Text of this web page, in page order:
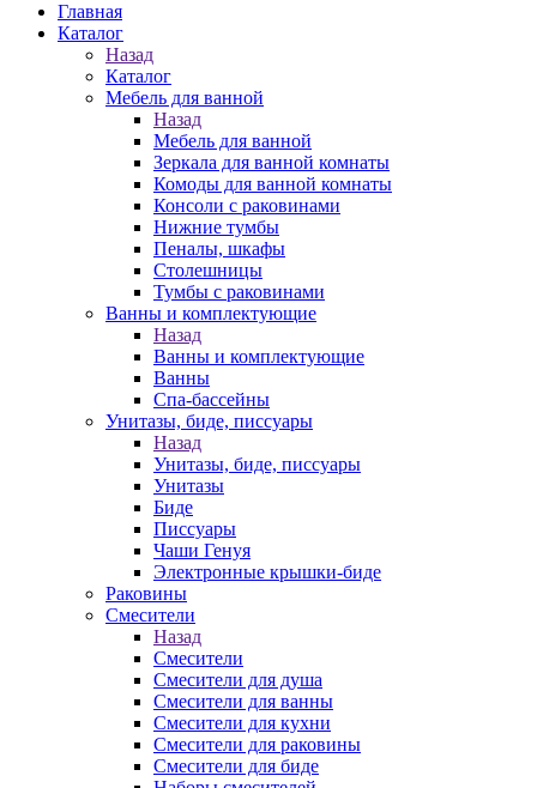
Главная
Каталог
Назад
Каталог
Мебель для ванной
Назад
Мебель для ванной
Зеркала для ванной комнаты
Комоды для ванной комнаты
Консоли с раковинами
Нижние тумбы
Пеналы, шкафы
Столешницы
Тумбы с раковинами
Ванны и комплектующие
Назад
Ванны и комплектующие
Ванны
Спа-бассейны
Унитазы, биде, писсуары
Назад
Унитазы, биде, писсуары
Унитазы
Биде
Писсуары
Чаши Генуя
Электронные крышки-биде
Раковины
Смесители
Назад
Смесители
Смесители для душа
Смесители для ванны
Смесители для кухни
Смесители для раковины
Смесители для биде